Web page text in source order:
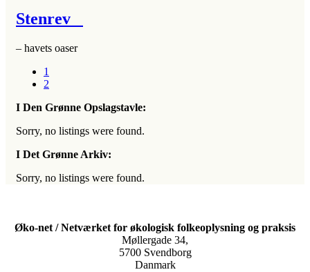
Stenrev
– havets oaser
1
2
I Den Grønne Opslagstavle:
Sorry, no listings were found.
I Det Grønne Arkiv:
Sorry, no listings were found.
Øko-net / Netværket for økologisk folkeoplysning og praksis
Møllergade 34,
5700 Svendborg
Danmark